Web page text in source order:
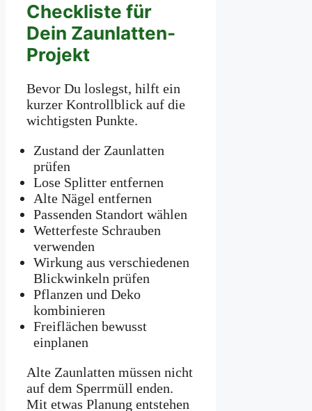
Checkliste für
Dein Zaunlatten-
Projekt
Bevor Du loslegst, hilft ein
kurzer Kontrollblick auf die
wichtigsten Punkte.
Zustand der Zaunlatten
prüfen
Lose Splitter entfernen
Alte Nägel entfernen
Passenden Standort wählen
Wetterfeste Schrauben
verwenden
Wirkung aus verschiedenen
Blickwinkeln prüfen
Pflanzen und Deko
kombinieren
Freiflächen bewusst
einplanen
Alte Zaunlatten müssen nicht
auf dem Sperrmüll enden.
Mit etwas Planung entstehen